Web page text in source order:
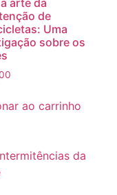
arte da
de
Uma
sobre os
ao carrinho